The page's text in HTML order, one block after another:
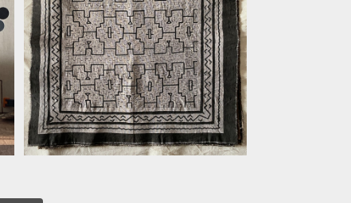
中型布50-1 グレー シピボ族の泥染
め
¥5,500